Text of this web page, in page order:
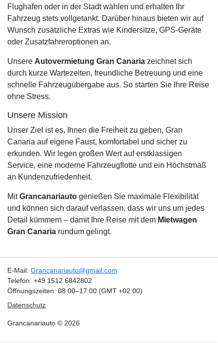
Flughafen oder in der Stadt wählen und erhalten Ihr
Fahrzeug stets vollgetankt. Darüber hinaus bieten wir auf
Wunsch zusätzliche Extras wie Kindersitze, GPS-Geräte
oder Zusatzfahreroptionen an.
Unsere Autovermietung Gran Canaria zeichnet sich
durch kurze Wartezeiten, freundliche Betreuung und eine
schnelle Fahrzeugübergabe aus. So starten Sie Ihre Reise
ohne Stress.
Unsere Mission
Unser Ziel ist es, Ihnen die Freiheit zu geben, Gran
Canaria auf eigene Faust, komfortabel und sicher zu
erkunden. Wir legen großen Wert auf erstklassigen
Service, eine moderne Fahrzeugflotte und ein Höchstmaß
an Kundenzufriedenheit.
MitGrancanariauto genießen Sie maximale Flexibilität
und können sich darauf verlassen, dass wir uns um jedes
Detail kümmern – damit Ihre Reise mit dem Mietwagen
Gran Canaria rundum gelingt.
E-Mail: Grancanariauto@gmail.com
Telefon: +49 1512 6842802
Öffnungszeiten: 08:00–17:00 (GMT +02:00)
Datenschutz
Grancanariauto © 2026